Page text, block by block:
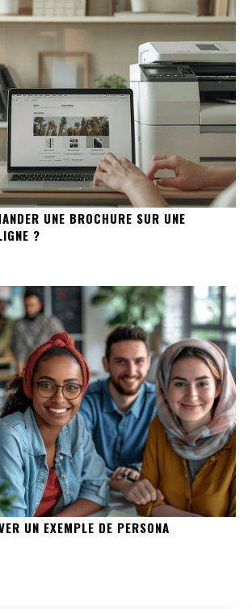
UNE BROCHURE SUR UNE
?
UN EXEMPLE DE PERSONA